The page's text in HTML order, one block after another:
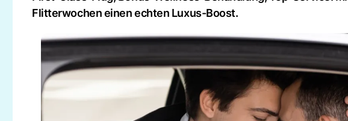
Flitterwochen einen echten Luxus-Boost.